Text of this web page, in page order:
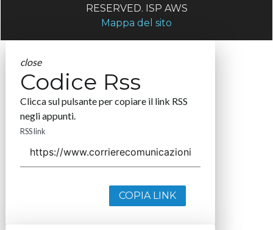
RESERVED. ISP AWS
Mappa del sito
close
Codice Rss
Clicca sul pulsante per copiare il link RSS
negli appunti.
RSS link
COPIA LINK